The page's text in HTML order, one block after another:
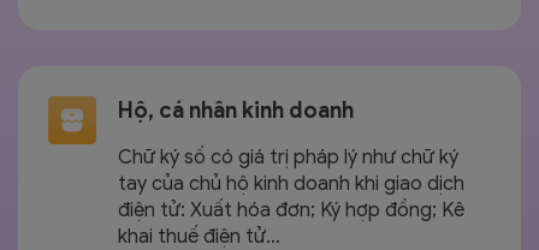
Hộ, cá nhân kinh doanh
Chữ ký số có giá trị pháp lý như chữ ký
tay của chủ hộ kinh doanh khi giao dịch
điện tử: Xuất hóa đơn; Ký hợp đồng; Kê
khai thuế điện tử…